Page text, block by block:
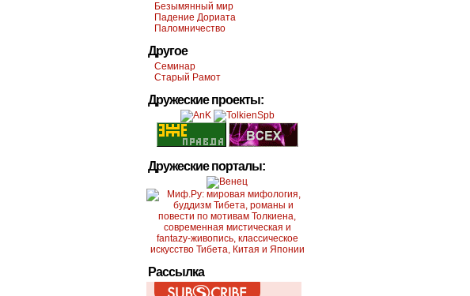
Безымянный мир
Падение Дориата
Паломничество
Другое
Семинар
Старый Рамот
Дружеские проекты:
Дружеские порталы:
Рассылка